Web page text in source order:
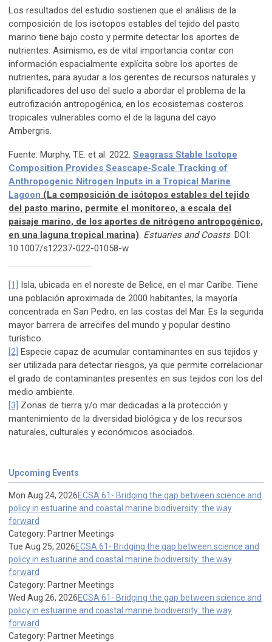
Los resultados del estudio sostienen que el análisis de la
composición de los isotopos estables del tejido del pasto
marino tiene bajo costo y permite detectar los aportes de
nutrientes. Asimismo, es de vital importancia contar con
información espacialmente explícita sobre los aportes de
nutrientes, para ayudar a los gerentes de recursos naturales y
planificadores del uso del suelo a abordar el problema de la
eutrofización antropogénica, en los ecosistemas costeros
tropicales vulnerables como el de la laguna del cayo
Ambergris.
Fuente: Murphy, T.E. et al. 2022. Seagrass Stable Isotope
Composition Provides Seascape‑Scale Tracking of
Anthropogenic Nitrogen Inputs in a Tropical Marine
Lagoon (La composición de isótopos estables del tejido
del pasto marino, permite el monitoreo, a escala del
paisaje marino, de los aportes de nitrógeno antropogénico,
en una laguna tropical marina). Estuaries and Coasts. DOI:
10.1007/s12237-022-01058-w
[1]
Isla, ubicada en el noreste de Belice, en el mar Caribe. Tiene
una población aproximada de 2000 habitantes, la mayoría
concentrada en San Pedro, en las costas del Mar. Es la segunda
mayor barrera de arrecifes del mundo y popular destino
turístico.
[2] Especie capaz de acumular contaminantes en sus tejidos y
ser utilizada para detectar riesgos, ya que permite correlacionar
el grado de contaminantes presentes en sus tejidos con los del
medio ambiente.
[3] Zonas de tierra y/o mar dedicadas a la protección y
mantenimiento de la diversidad biológica y de los recursos
naturales, culturales y económicos asociados.
Upcoming Events
Mon Aug 24, 2026ECSA 61- Bridging the gap between science and
policy in estuarine and coastal marine biodiversity: the way
forward
Category: Partner Meetings
Tue Aug 25, 2026ECSA 61- Bridging the gap between science and
policy in estuarine and coastal marine biodiversity: the way
forward
Category: Partner Meetings
Wed Aug 26, 2026ECSA 61- Bridging the gap between science and
policy in estuarine and coastal marine biodiversity: the way
forward
Category: Partner Meetings